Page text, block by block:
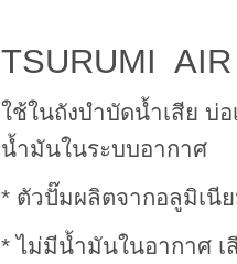
TSURUMI
ใช้ในถังบำบัดน้ำเสีย บ่
น้ำมันในระบบอากาศ
* ตัวปั๊มผลิตจากอลูมิเนี
* ไม่มีน้ำมันในอากาศ เ